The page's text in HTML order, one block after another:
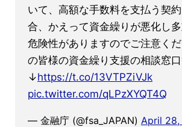
いて、高額な手数料を支払う契
合、かえって資金繰りが悪化し
危険性がありますのでご注意く
の皆様の資金繰り支援の相談窓
↓https://t.co/13VTPZiVJk
pic.twitter.com/qLPzXYQT4Q
— 金融庁 (@fsa_JAPAN) April